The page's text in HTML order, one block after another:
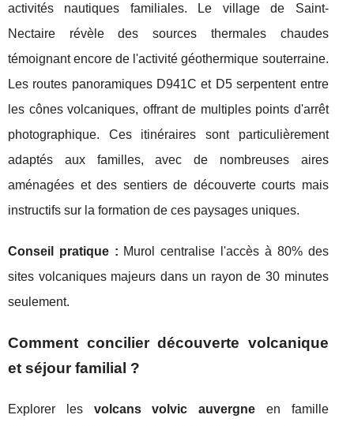
activités nautiques familiales. Le village de Saint-
Nectaire révèle des sources thermales chaudes
témoignant encore de l'activité géothermique souterraine.
Les routes panoramiques D941C et D5 serpentent entre
les cônes volcaniques, offrant de multiples points d'arrêt
photographique. Ces itinéraires sont particulièrement
adaptés aux familles, avec de nombreuses aires
aménagées et des sentiers de découverte courts mais
instructifs sur la formation de ces paysages uniques.
Conseil pratique : Murol centralise l'accès à 80% des
sites volcaniques majeurs dans un rayon de 30 minutes
seulement.
Comment concilier découverte volcanique
et séjour familial ?
Explorer les volcans volvic auvergne en famille